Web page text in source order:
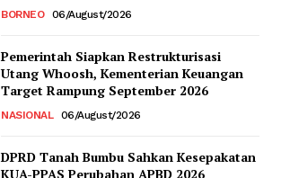
BORNEO 06/August/2026
Pemerintah Siapkan Restrukturisasi
Utang Whoosh, Kementerian Keuangan
Target Rampung September 2026
NASIONAL 06/August/2026
DPRD Tanah Bumbu Sahkan Kesepakatan
KUA-PPAS Perubahan APBD 2026